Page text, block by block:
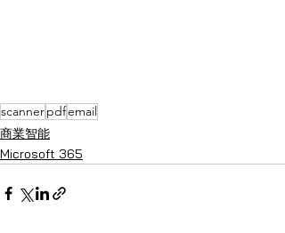
scannerpdfemail
商業智能
Microsoft 365